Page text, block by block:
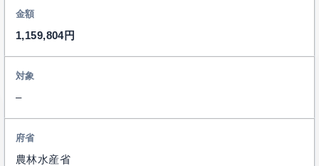
1,159,804円
–
農林水産省